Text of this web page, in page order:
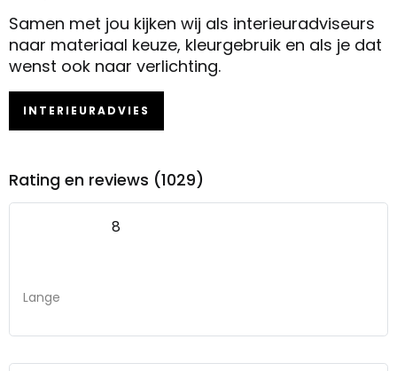
Samen met jou kijken wij als interieuradviseurs
naar materiaal keuze, kleurgebruik en als je dat
wenst ook naar verlichting.
INTERIEURADVIES
Rating en reviews (1029)
8
Lange